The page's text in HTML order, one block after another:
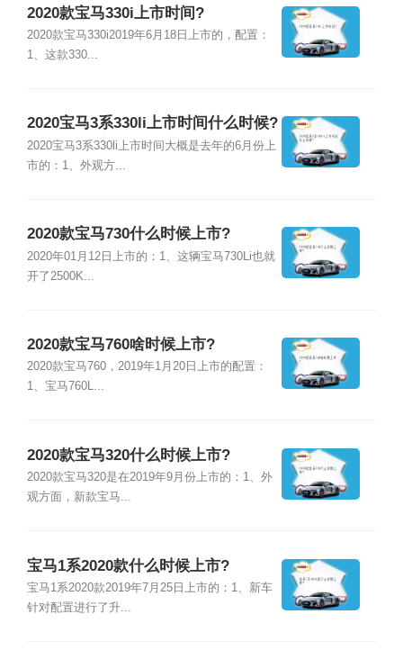
2020款宝马330i上市时间?
2020款宝马330i2019年6月18日上市的，配置：
1、这款330...
2020宝马3系330li上市时间什么时候?
2020宝马3系330li上市时间大概是去年的6月份上
市的：1、外观方...
2020款宝马730什么时候上市?
2020年01月12日上市的：1、这辆宝马730Li也就
开了2500K...
2020款宝马760啥时候上市?
2020款宝马760，2019年1月20日上市的配置：
1、宝马760L...
2020款宝马320什么时候上市?
2020款宝马320是在2019年9月份上市的：1、外
观方面，新款宝马...
宝马1系2020款什么时候上市?
宝马1系2020款2019年7月25日上市的：1、新车
针对配置进行了升...